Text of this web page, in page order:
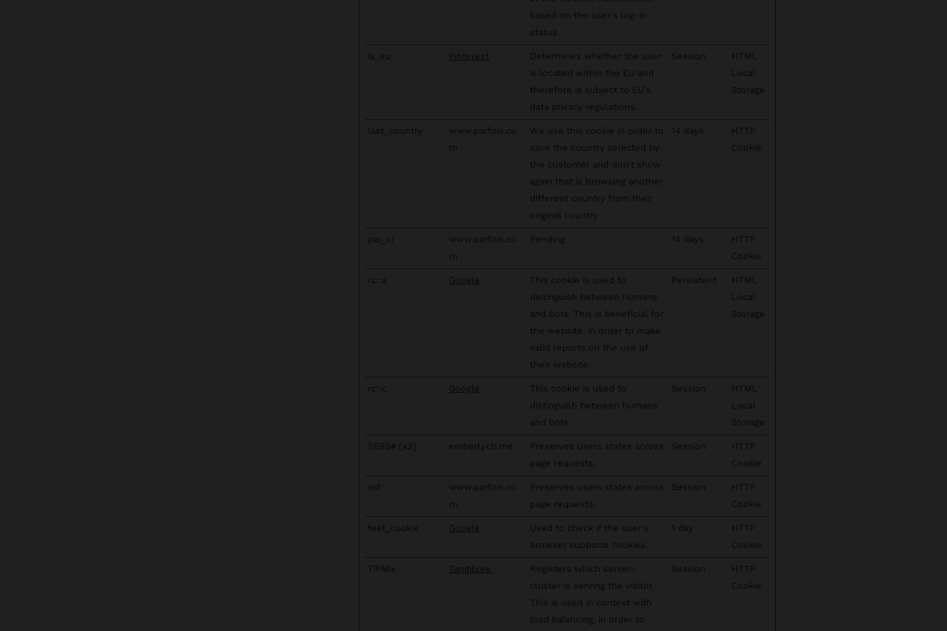
based on the user's log-in
status.
is_eu Pinterest
Determines whether the user
is located within the EU and
therefore is subject to EU's
data privacy regulations.
Session
HTML
Local
Storage
last_country
www.parfois.co
m
We use this cookie in order to
save the country selected by
the customer and don't show
again that is browsing another
different country from their
original country
14 days
HTTP
Cookie
par_cr
www.parfois.co
m
Pending 14 days
HTTP
Cookie
rc::a Google
This cookie is used to
distinguish between humans
and bots. This is beneficial for
the website, in order to make
valid reports on the use of
their website.
Persistent
HTML
Local
Storage
rc::c Google
This cookie is used to
distinguish between humans
and bots.
Session
HTML
Local
Storage
SESS# [x3] embed.ycb.me
Preserves users states across
page requests.
Session
HTTP
Cookie
sid
www.parfois.co
m
Preserves users states across
page requests.
Session
HTTP
Cookie
test_cookie Google
Used to check if the user's
browser supports cookies.
1 day
HTTP
Cookie
TiPMix Tangiblee
Registers which server-
cluster is serving the visitor.
This is used in context with
load balancing, in order to
Session
HTTP
Cookie